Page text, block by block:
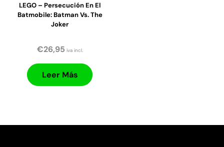
LEGO – Persecución En El
Batmobile: Batman Vs. The
Joker
€26,95 iva incl.
Leer Más